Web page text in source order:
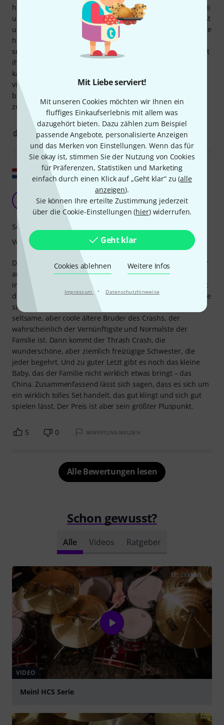
Mit Liebe serviert!
Mit unseren Cookies möchten wir Ihnen ein
fluffiges Einkaufserlebnis mit allem was
dazugehört bieten. Dazu zählen zum Beispiel
passende Angebote, personalisierte Anzeigen
und das Merken von Einstellungen. Wenn das für
Sie okay ist, stimmen Sie der Nutzung von Cookies
für Präferenzen, Statistiken und Marketing
einfach durch einen Klick auf „Geht klar“ zu (alle
anzeigen).
Sie können Ihre erteilte Zustimmung jederzeit
über die Cookie-Einstellungen (hier) widerrufen.
Geht klar
Cookies ablehnen Weitere Infos
Impressum · Datenschutzhinweise
hoher Qualität. Die Beschichtung blättert zwar ein wenig ab
und man sieht die Abnutzung deutlich, aber sie sind robust
und sehr langlebig. Ich spiele Hardrock/Heavy Metal und sie
haben keine Dellen, Risse oder ähnliches. Sie reagieren
sehr gut und klingen fantastisch. Ich bin sehr zufrieden mit
ihnen, ein tolles Set zu einem tollen Preis! Ich denke, ich
kann sie für professionelle Auftritte verwenden und
vielleicht mit ein paar zusätzlichen Becken aufrüsten. Ich
bin mit meinem Kauf und dem schnellen Lieferservice
zufrieden!
1 BEWERTUNG MELDEN
Original zeigen
eine glückliche Familie
Anonym 24.02.2017
Dieses Set ist wie die typische, chaotische Familie aus einer
amerikanischen Sitcom. Der Hyhat ist der fleißige Vater,
immer perfekt organisiert und gibt den Ton an. Die Ride ist
die fast schon zu schöne Mutter, bei der man sich fragt, wie
sie in diese Situation geraten ist. Der Crash ist der etwas
seltsame, aber coole ältere Bruder des Crashs, der
wahrscheinlich der Vernünftigste und Normalste der
Familie ist. Dann kommt der Thrash Crash, die
wunderschöne, aber ziemlich freizügige Schwester, die
jeder begehrt. Und zu guter Letzt gibt es noch das kleine
Baby, das der Familie nicht wirklich etwas bringt – das
China. Zusammenfassend lässt sich sagen, dass es sich um
ein wirklich tolles Set handelt, das gut klingt und sich gut
spielen lässt. Der Preis ist aber sein größter Pluspunkt.
Sound
Verarbeitung
5 0 BEWERTUNG MELDEN
Alle Bewertungen lesen
Schon gewusst?
Alle Videos Ratgeber
VIDEO
Meinl HCS Serie